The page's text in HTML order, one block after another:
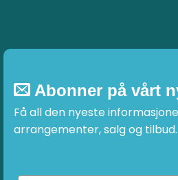
Abonner på vårt
Få all den nyeste
arrangementer, salg og tilbud.